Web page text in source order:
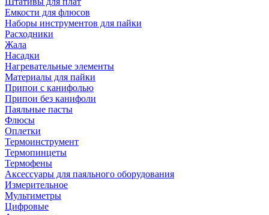
Емкости для флюсов
Наборы инструментов для пайки
Расходники
Жала
Насадки
Нагревательные элементы
Материалы для пайки
Припои с канифолью
Припои без канифоли
Паяльные пасты
Флюсы
Оплетки
Термоинструмент
Термопинцеты
Термофены
Аксессуары для паяльного оборудования
Измерительное
Мультиметры
Цифровые